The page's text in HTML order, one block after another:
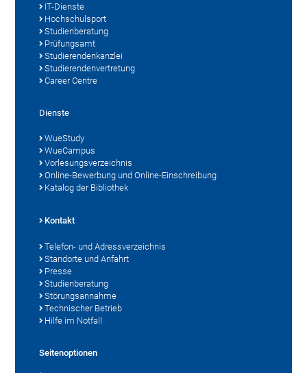
IT-Dienste
Hochschulsport
Studienberatung
Prüfungsamt
Studierendenkanzlei
Studierendenvertretung
Career Centre
Dienste
WueStudy
WueCampus
Vorlesungsverzeichnis
Online-Bewerbung und Online-Einschreibung
Katalog der Bibliothek
Kontakt
Telefon- und Adressverzeichnis
Standorte und Anfahrt
Presse
Studienberatung
Störungsannahme
Technischer Betrieb
Hilfe im Notfall
Seitenoptionen